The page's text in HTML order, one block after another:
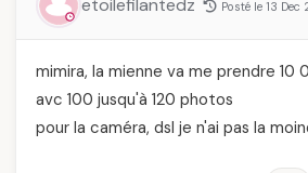
etoilefilantedz Posté le 13 Dec
mimira, la mienne va me prendre 10
avc 100 jusqu'à 120 photos
pour la caméra, dsl je n'ai pas la